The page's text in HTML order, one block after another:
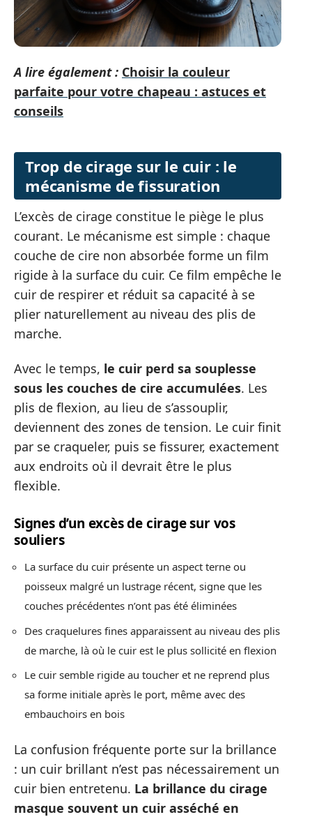
A lire également : Choisir la couleur
parfaite pour votre chapeau : astuces et
conseils
Trop de cirage sur le cuir : le
mécanisme de fissuration
L’excès de cirage constitue le piège le plus
courant. Le mécanisme est simple : chaque
couche de cire non absorbée forme un film
rigide à la surface du cuir. Ce film empêche le
cuir de respirer et réduit sa capacité à se
plier naturellement au niveau des plis de
marche.
Avec le temps, le cuir perd sa souplesse
sous les couches de cire accumulées. Les
plis de flexion, au lieu de s’assouplir,
deviennent des zones de tension. Le cuir finit
par se craqueler, puis se fissurer, exactement
aux endroits où il devrait être le plus
flexible.
Signes d’un excès de cirage sur vos
souliers
La surface du cuir présente un aspect terne ou
poisseux malgré un lustrage récent, signe que les
couches précédentes n’ont pas été éliminées
Des craquelures fines apparaissent au niveau des plis
de marche, là où le cuir est le plus sollicité en flexion
Le cuir semble rigide au toucher et ne reprend plus
sa forme initiale après le port, même avec des
embauchoirs en bois
La confusion fréquente porte sur la brillance
: un cuir brillant n’est pas nécessairement un
cuir bien entretenu. La brillance du cirage
masque souvent un cuir asséché en